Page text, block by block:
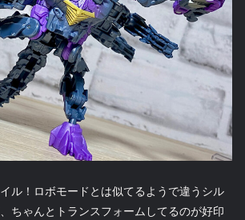
ル！ロボモードとは似てるようで違うシル
ちゃんとトランスフォームしてるのが好印